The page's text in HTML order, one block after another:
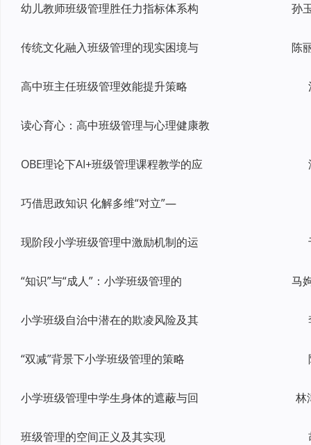
幼儿教师班级管理胜任力指标体系构
传统文化融入班级管理的现实困境与
高中班主任班级管理效能提升策略
读心育心：高中班级管理与心理健康教
OBE理论下AI+班级管理课程教学的应
巧借思政知识 化解多维“对立”—
现阶段小学班级管理中激励机制的运
“知识”与“成人”：小学班级管理的
小学班级自治中潜在的欺凌风险及其
“双减”背景下小学班级管理的策略
小学班级管理中学生身体的遮蔽与回 林
班级管理的空间正义及其实现